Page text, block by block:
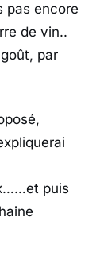
pas encore
de vin..
par
puis